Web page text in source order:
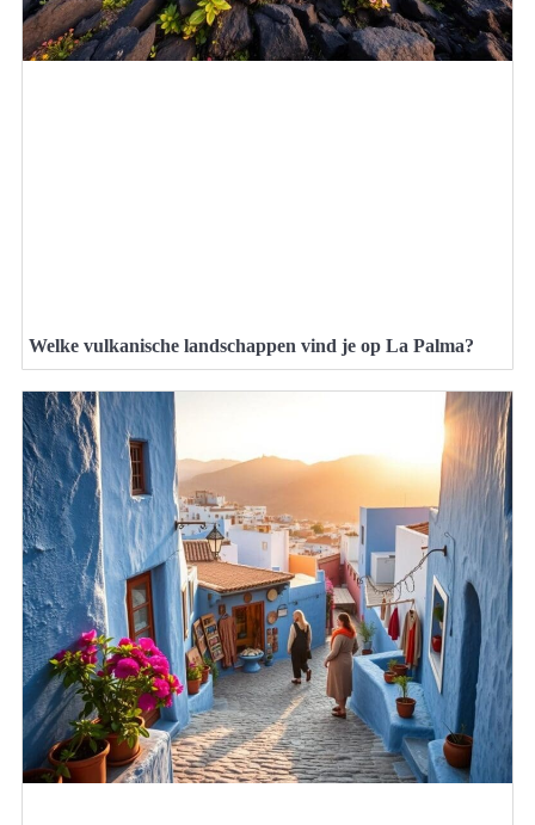
Welke vulkanische landschappen vind je op La Palma?